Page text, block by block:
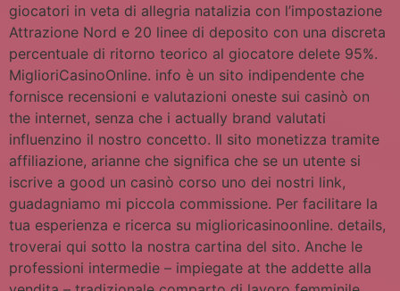
giocatori in veta di allegria natalizia con l’impostazione
Attrazione Nord e 20 linee di deposito con una discreta
percentuale di ritorno teorico al giocatore delete 95%.
MiglioriCasinoOnline. info è un sito indipendente che
fornisce recensioni e valutazioni oneste sui casinò on
the internet, senza che i actually brand valutati
influenzino il nostro concetto. Il sito monetizza tramite
affiliazione, arianne che significa che se un utente si
iscrive a good un casinò corso uno dei nostri link,
guadagniamo mi piccola commissione. Per facilitare la
tua esperienza e ricerca su miglioricasinoonline. details,
troverai qui sotto la nostra cartina del sito. Anche le
professioni intermedie – impiegate at the addette alla